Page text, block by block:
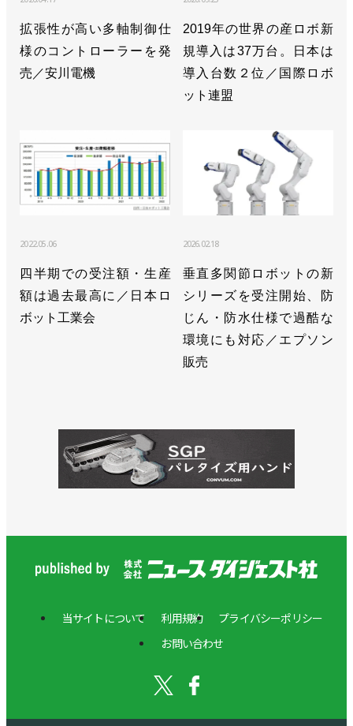
拡張性が高い多軸制御仕
様のコントローラーを発
売／安川電機
2019年の世界の産ロボ新
規導入は37万台。日本は
導入台数２位／国際ロボ
ット連盟
2022.05.06
四半期での受注額・生産
額は過去最高に／日本ロ
ボット工業会
2026.02.18
垂直多関節ロボットの新
シリーズを受注開始、防
じん・防水仕様で過酷な
環境にも対応／エプソン
販売
当サイトについて 利用規約
プライバシーポリシー
お問い合わせ